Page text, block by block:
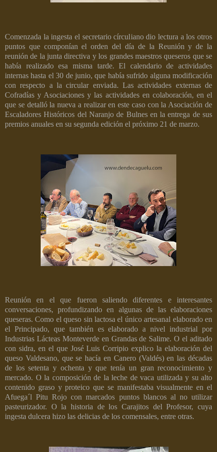
Comenzada la ingesta el secretario círculiano dio lectura a los otros
puntos que componían el orden del día de la Reunión y de la
reunión de la junta directiva y los grandes maestros queseros que se
había realizado esa misma tarde. El calendario de actividades
internas hasta el 30 de junio, que había sufrido alguna modificación
con respecto a la circular enviada. Las actividades externas de
Cofradías y Asociaciones y las actividades en colaboración, en el
que se detalló la nueva a realizar en este caso con la Asociación de
Escaladores Históricos del Naranjo de Bulnes en la entrega de sus
premios anuales en su segunda edición el próximo 21 de marzo.
Reunión en el que fueron saliendo diferentes e interesantes
conversaciones, profundizando en algunas de las elaboraciones
queseras. Como el queso sin lactosa el único artesanal elaborado en
el Principado, que también es elaborado a nivel industrial por
Industrias Lácteas Monteverde en Grandas de Salime. O el aditado
con sidra, en el que José Luis Corripio explico la elaboración del
queso Valdesano, que se hacía en Canero (Valdés) en las décadas
de los setenta y ochenta y que tenía un gran reconocimiento y
mercado. O la composición de la leche de vaca utilizada y su alto
contenido graso y proteico que se manifestaba visualmente en el
Afuega´l Pitu Rojo con marcados puntos blancos al no utilizar
pasteurizador. O la historia de los Carajitos del Profesor, cuya
ingesta dulcera hizo las delicias de los comensales, entre otras.